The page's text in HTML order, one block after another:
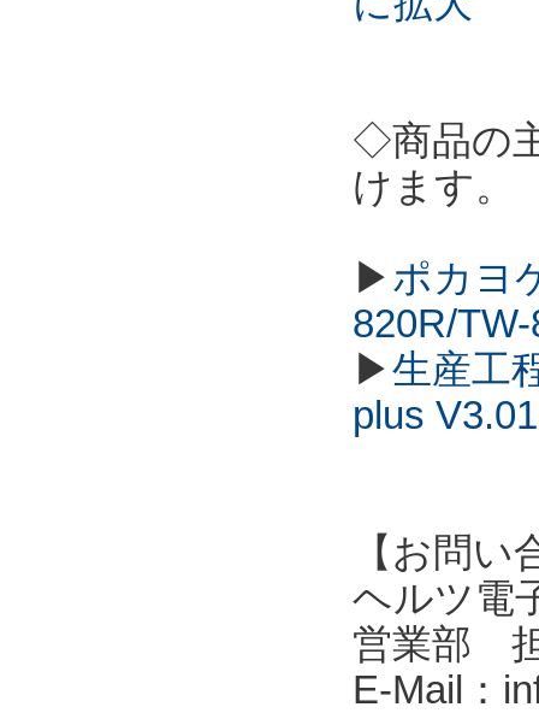
◇商品の
けます。
▶ポカヨ
820R/
▶生産工
plus V3.01
【お問い
ヘルツ電
営業部
E-Mail：